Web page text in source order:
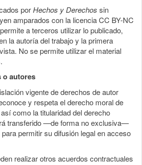
porHechos y Derechos sin
amparados con la licencia CC BY-NC
a terceros utilizar lo publicado,
la autoría del trabajo y la primera
No se permite utilizar el material
o autores
vigente de derechos de autor
y respeta el derecho moral de
como la titularidad del derecho
transferido —de forma no exclusiva—
para permitir su difusión legal en acceso
realizar otros acuerdos contractuales